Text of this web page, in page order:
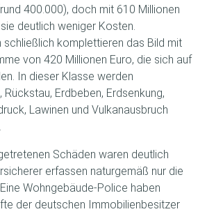
400.000), doch mit 610 Millionen
deutlich weniger Kosten.
schließlich komplettieren das Bild mit
von 420 Millionen Euro, die sich auf
In dieser Klasse werden
Erdbeben, Erdsenkung,
Lawinen und Vulkanausbruch
Schäden waren deutlich
erfassen naturgemäß nur die
Wohngebäude-Police haben
der deutschen Immobilienbesitzer